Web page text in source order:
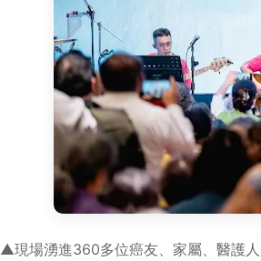
▲現場湧進360多位癌友、家屬、醫護人